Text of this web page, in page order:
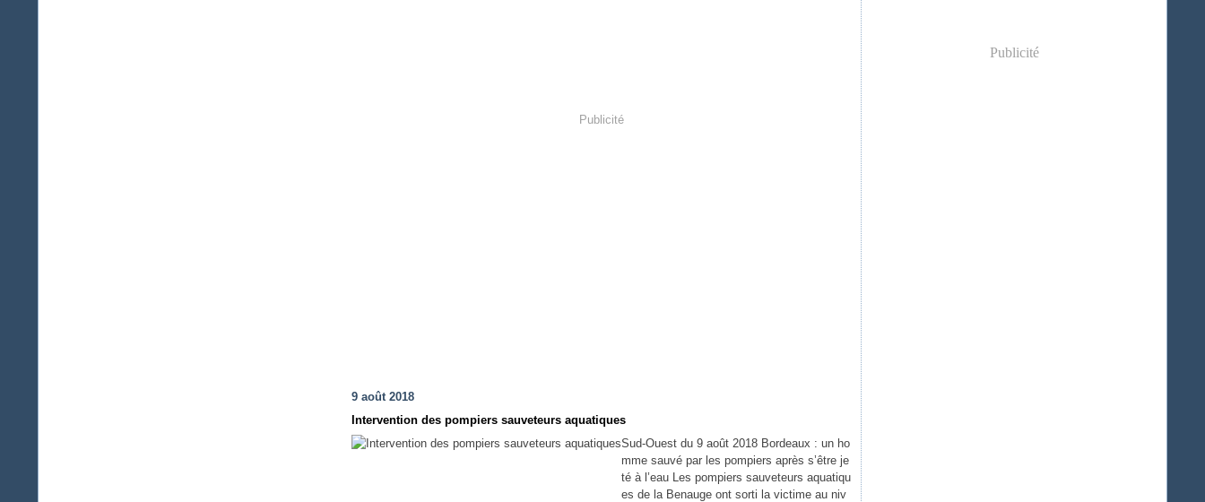
Publicité
9 août 2018
Intervention des pompiers sauveteurs aquatiques
Sud-Ouest du 9 août 2018 Bordeaux : un ho
mme sauvé par les pompiers après s’être je
té à l’eau Les pompiers sauveteurs aquatiqu
es de la Benauge ont sorti la victime au niv
Publicité